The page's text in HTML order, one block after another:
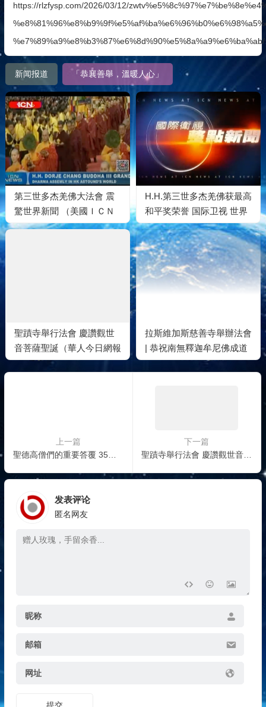
https://rlzfysp.com/2026/03/12/
%e7%89%a9%e8%b3%87%e6%8d%90%e5%8a%a9%e6%ba%ab/
新闻报道 「恭襄善舉，溫暖人心」
第三世多杰羌佛大法會 震
驚世界新聞 （美國ＩＣＮ
英文電視台）
H.H.第三世多杰羌佛获最高
和平奖荣誉 国际卫视 世界
和平奖荣誉
聖蹟寺舉行法會 慶讚觀世
音菩薩聖誕（華人今日網報
導）
拉斯維加斯慈善寺舉辦法會
| 恭祝南無釋迦牟尼佛成道
日暨佛相開光周年慶典活動
上一篇
聖德高僧們的重要答覆 35道重要答題
下一篇
聖蹟寺舉行法會 慶讚觀世音菩薩聖誕（華人今日網報導）
发表评论
匿名网友
昵称
邮箱
网址